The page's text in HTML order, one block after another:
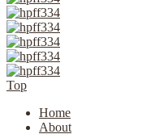
Top
Home
About